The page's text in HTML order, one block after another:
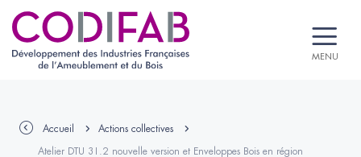
MENU
Accueil Actions collectives
Atelier DTU 31.2 nouvelle version et Enveloppes Bois en région